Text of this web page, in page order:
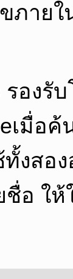
ภายใ
รอง
เมื่อ
ทั้งสอ
อ ให้